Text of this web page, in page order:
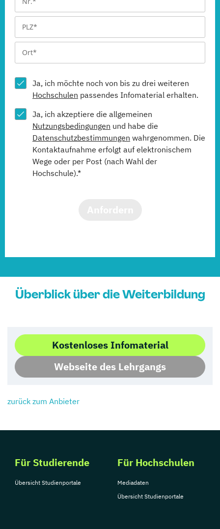
Ja, ich möchte noch von bis zu drei weiteren
Hochschulen passendes Infomaterial erhalten.
Ja, ich akzeptiere die allgemeinen
Nutzungsbedingungen und habe die
Datenschutzbestimmungen wahrgenommen. Die
Kontaktaufnahme erfolgt auf elektronischem
Wege oder per Post (nach Wahl der
Hochschule).*
Überblick über die Weiterbildung
Kostenloses Infomaterial
Webseite des Lehrgangs
zurück zum Anbieter
Für Studierende
Übersicht Studienportale
Für Hochschulen
Mediadaten
Übersicht Studienportale